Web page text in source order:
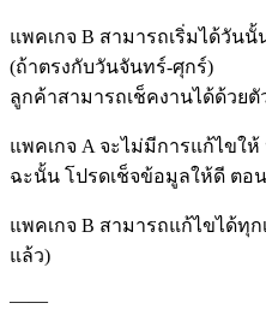
แพคเกจ B สามารถเริ่มได้วัน
(ถ้าตรงกับวันจันทร์-ศุกร์)
ลูกค้าสามารถเช็คงานได้ด้วยตั
แพคเกจ A จะไม่มีการแก้ไขใ
ฉะนั้น โปรดเช็จข้อมูลให้ดี ตอ
แพคเกจ B สามารถแก้ไขได้ทุ
แล้ว)
——